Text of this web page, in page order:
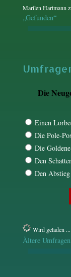
Marilen Hartmann
„Gefunden“
Die
Einen
Die Pole-
Die
Den
Den Abstieg
Wird geladen ...
Ältere Umfragen